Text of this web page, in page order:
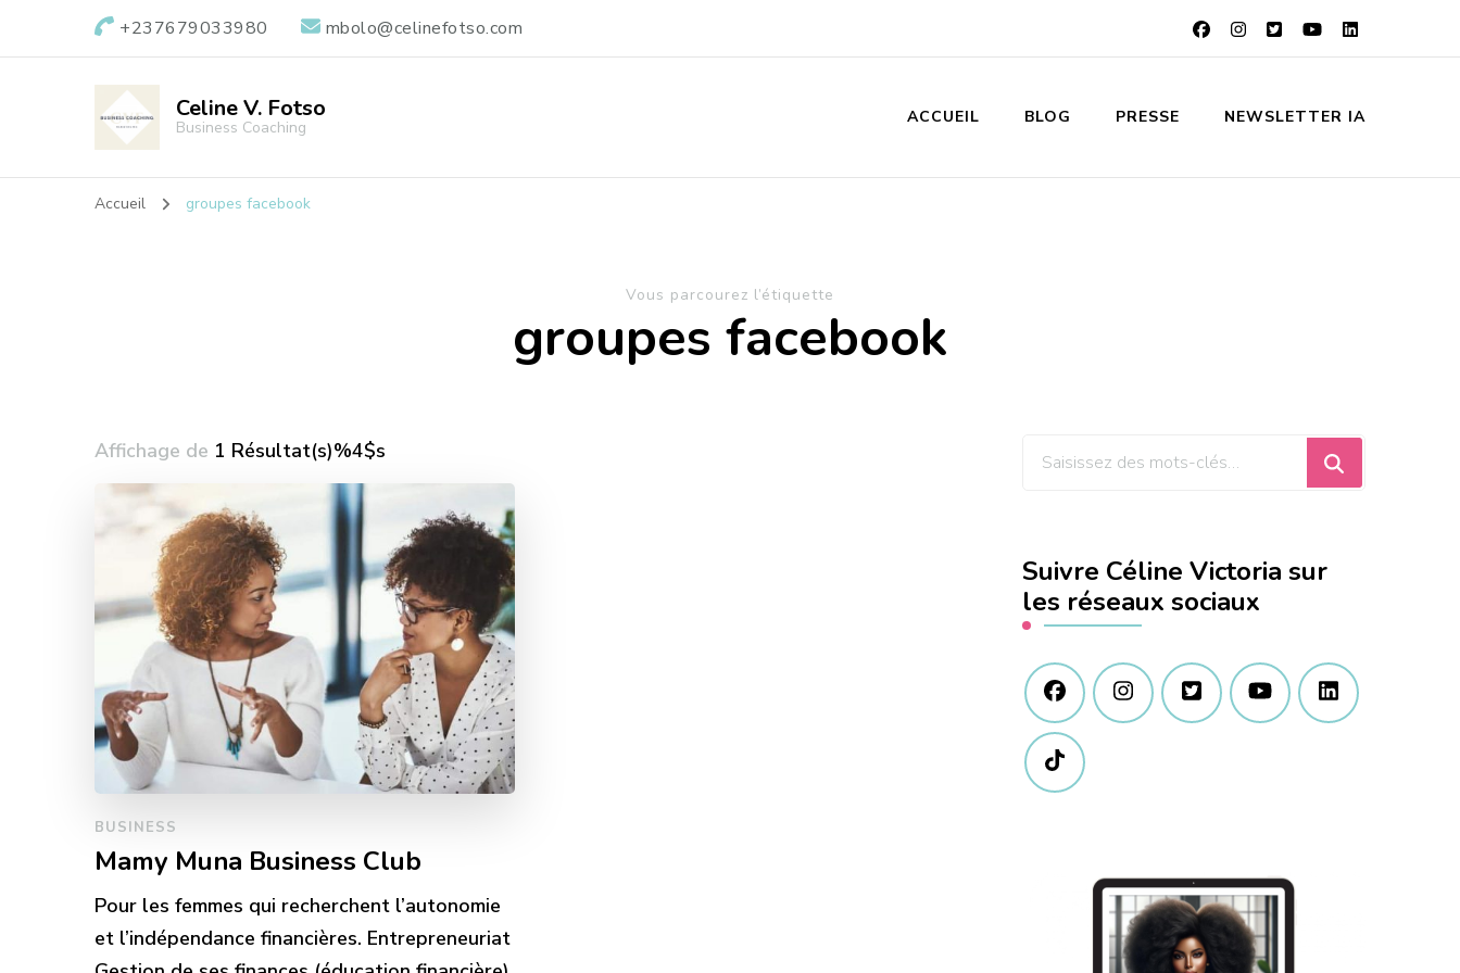
+237679033980 mbolo@celinefotso.com
Celine V. Fotso
Business Coaching
ACCUEIL BLOG PRESSE NEWSLETTER IA
Accueil groupes facebook
Vous parcourez l’étiquette
groupes facebook
Affichage de 1 Résultat(s)%4$s
BUSINESS
Mamy Muna Business Club
Pour les femmes qui recherchent l’autonomie
et l’indépendance financières. Entrepreneuriat
Vous
?
Suivre Céline Victoria sur
les réseaux sociaux